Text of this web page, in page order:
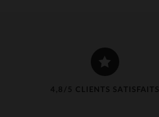
4,8/5 CLIENTS SATISFAITS